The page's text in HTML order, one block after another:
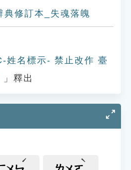
典修訂本_失魂落魄
姓名標示- 禁止改作 臺
」釋出